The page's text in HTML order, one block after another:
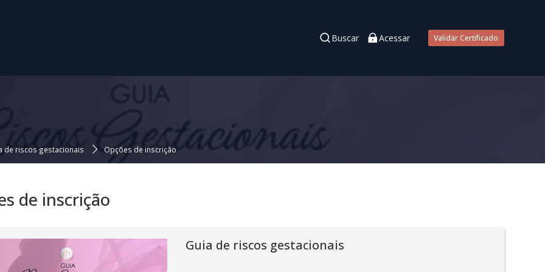
Buscar Acessar Validar Certificado
de riscos gestacionais Opções de inscrição
de inscrição
Guia de riscos gestacionais